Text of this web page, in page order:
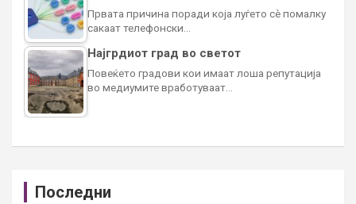
Првата причина поради која луѓето сè помалку
сакаат телефонски…
Најгрдиот град во светот
Повеќето градови кои имаат лоша репутација
во медиумите вработуваат…
Последни